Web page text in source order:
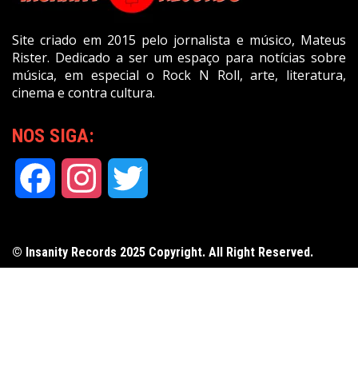
Site criado em 2015 pelo jornalista e músico, Mateus
Rister. Dedicado a ser um espaço para notícias sobre
música, em especial o Rock N Roll, arte, literatura,
cinema e contra cultura.
NOS SIGA:
Facebook Instagram
© Insanity Records 2025 Copyright. All Right Reserved.